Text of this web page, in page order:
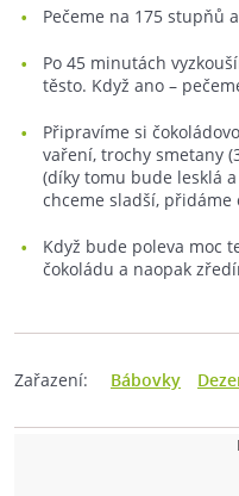
Pečeme na 175 stupňů
Po 45 minutách
těsto. Když ano –
Připravíme si
vaření, trochy smetany
(díky tomu bude lesklá
chceme sladší, přidáme
Když bude poleva moc
čokoládu a naopak
Zařazení: Bábovky